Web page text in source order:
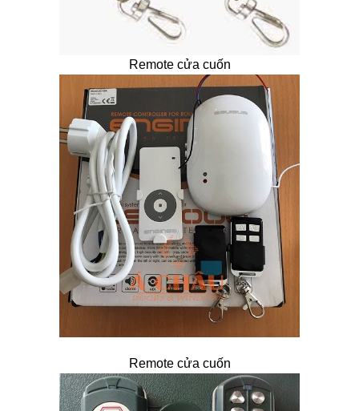
Remote cửa cuốn
Remote cửa cuốn